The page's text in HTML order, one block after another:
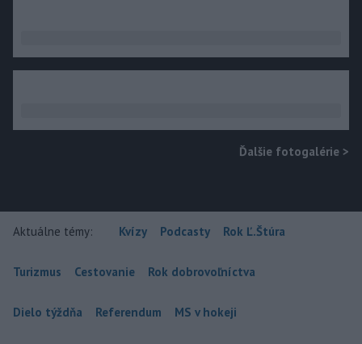
Ďalšie fotogalérie >
Aktuálne témy: Kvízy Podcasty Rok Ľ.Štúra
Turizmus Cestovanie Rok dobrovoľníctva
Dielo týždňa Referendum MS v hokeji